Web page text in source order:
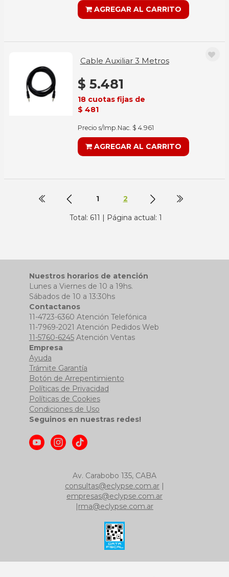
AGREGAR AL CARRITO
Cable Auxiliar 3 Metros
$ 5.481
18 cuotas fijas de
$ 481
Precio s/Imp.Nac. $ 4.961
AGREGAR AL CARRITO
1 2
Total: 611 | Página actual: 1
Nuestros horarios de atención
Lunes a Viernes de 10 a 19hs.
Sábados de 10 a 13:30hs
Contactanos
11-4723-6360 Atención Telefónica
11-7969-2021 Atención Pedidos Web
11-5760-6245Atención Ventas
Empresa
Ayuda
Trámite Garantía
Botón de Arrepentimiento
Políticas de Privacidad
Políticas de Cookies
Condiciones de Uso
Seguinos en nuestras redes!
Av. Carabobo 135, CABA
consultas@eclypse.com.ar
empresas@eclypse.com.ar
rma@eclypse.com.ar